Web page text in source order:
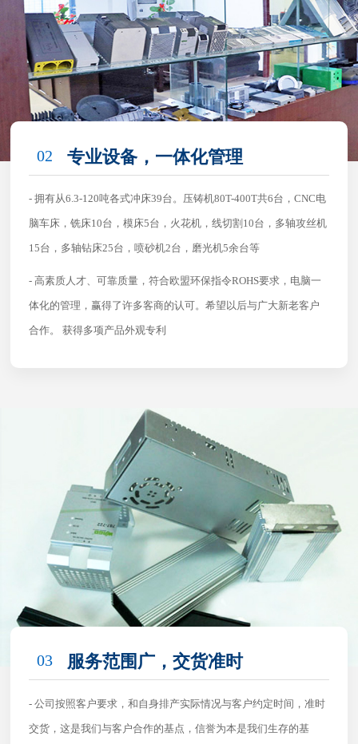
02 专业设备，一体化管理
- 拥有从6.3-120吨各式冲床39台。压铸机80T-400T共6台，CNC电
脑车床，铣床10台，模床5台，火花机，线切割10台，多轴攻丝机
15台，多轴钻床25台，喷砂机2台，磨光机5余台等
- 高素质人才、可靠质量，符合欧盟环保指令ROHS要求，电脑一
体化的管理，赢得了许多客商的认可。希望以后与广大新老客户
合作。 获得多项产品外观专利
03 服务范围广，交货准时
- 公司按照客户要求，和自身排产实际情况与客户约定时间，准时
交货，这是我们与客户合作的基点，信誉为本是我们生存的基